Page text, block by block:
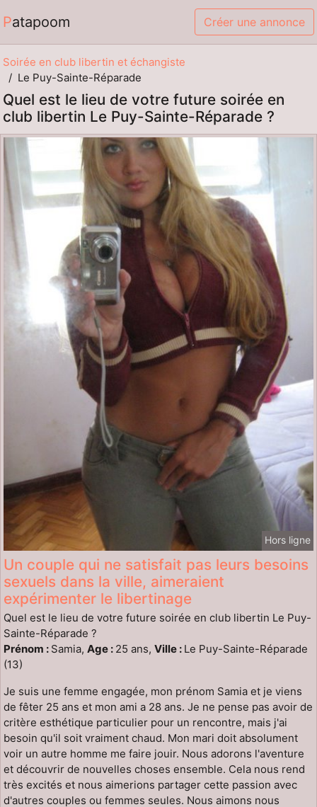
Patapoom Créer une annonce
Soirée en club libertin et échangiste
Le Puy-Sainte-Réparade
Quel est le lieu de votre future soirée en
club libertin Le Puy-Sainte-Réparade ?
Hors ligne
Un couple qui ne satisfait pas leurs besoins
sexuels dans la ville, aimeraient
expérimenter le libertinage
Quel est le lieu de votre future soirée en club libertin Le Puy-
Sainte-Réparade ?
Prénom : Samia, Age : 25 ans, Ville : Le Puy-Sainte-Réparade
(13)
Je suis une femme engagée, mon prénom Samia et je viens
de fêter 25 ans et mon ami a 28 ans. Je ne pense pas avoir de
critère esthétique particulier pour un rencontre, mais j'ai
besoin qu'il soit vraiment chaud. Mon mari doit absolument
voir un autre homme me faire jouir. Nous adorons l'aventure
et découvrir de nouvelles choses ensemble. Cela nous rend
très excités et nous aimerions partager cette passion avec
d'autres couples ou femmes seules. Nous aimons nous